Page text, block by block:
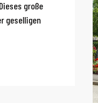
große
geselligen